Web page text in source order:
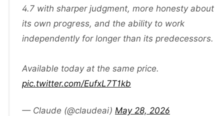
4.7 with sharper judgment, more honesty about
its own progress, and the ability to work
independently for longer than its predecessors.
Available today at the same price.
pic.twitter.com/EufxL7T1kb
— Claude (@claudeai) May 28, 2026